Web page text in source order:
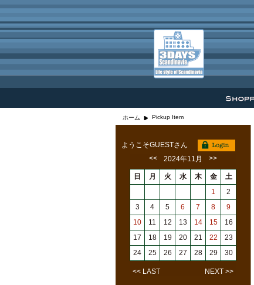
ホーム Pickup Item
ようこそGUESTさん
<<
2024年11月 >>
日 月 火 水 木 金
土
1
2
3
4 5 6 7 8
9
10
11 12 13 14 15
16
17
18 19 20 21 22
23
24
25 26 27 28 29 30
<< LAST NEXT >>